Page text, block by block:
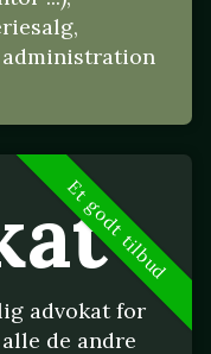
Et godt tilbud
advokat for
de andre